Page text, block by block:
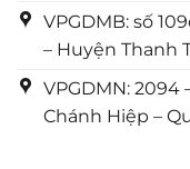
VPGDMB: số
– Huyện Thanh
VPGDMN: 2094
Chánh Hiệp –